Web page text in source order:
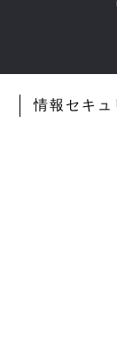
情報セキュ